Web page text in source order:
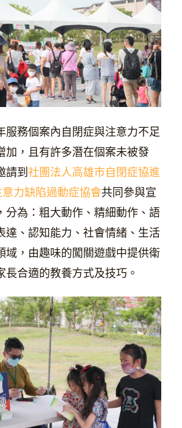
服務個案內自閉症與注意力不足
加，且有許多潛在個案未被發
請到 社團法人高雄市自閉症協進
力缺陷過動症協會共同參與宣
分為：粗大動作、精細動作、語
達、認知能力、社會情緒、生活
域，由趣味的闖關遊戲中提供衛
長合適的教養方式及技巧。